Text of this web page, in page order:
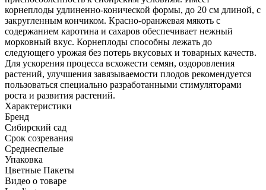
корнеплоды удлиненно-конической формы, до 20 см длиной, с
закругленным кончиком. Красно-оранжевая мякоть с
содержанием каротина и сахаров обеспечивает нежный
морковный вкус. Корнеплоды способны лежать до
следующего урожая без потерь вкусовых и товарных качеств.
Для ускорения процесса всхожести семян, оздоровления
растений, улучшения завязываемости плодов рекомендуется
пользоваться специально разработанными стимуляторами
роста и развития растений.
Характеристики
Бренд
Сибирский сад
Срок созревания
Среднеспелые
Упаковка
Цветные Пакеты
Видео о товаре